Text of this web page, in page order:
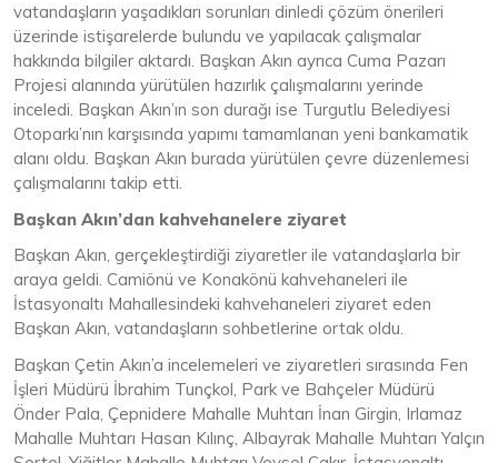
vatandaşların yaşadıkları sorunları dinledi çözüm önerileri
üzerinde istişarelerde bulundu ve yapılacak çalışmalar
hakkında bilgiler aktardı. Başkan Akın ayrıca Cuma Pazarı
Projesi alanında yürütülen hazırlık çalışmalarını yerinde
inceledi. Başkan Akın’ın son durağı ise Turgutlu Belediyesi
Otoparkı’nın karşısında yapımı tamamlanan yeni bankamatik
alanı oldu. Başkan Akın burada yürütülen çevre düzenlemesi
çalışmalarını takip etti.
Başkan Akın’dan kahvehanelere ziyaret
Başkan Akın, gerçekleştirdiği ziyaretler ile vatandaşlarla bir
araya geldi. Camiönü ve Konakönü kahvehaneleri ile
İstasyonaltı Mahallesindeki kahvehaneleri ziyaret eden
Başkan Akın, vatandaşların sohbetlerine ortak oldu.
Başkan Çetin Akın’a incelemeleri ve ziyaretleri sırasında Fen
İşleri Müdürü İbrahim Tunçkol, Park ve Bahçeler Müdürü
Önder Pala, Çepnidere Mahalle Muhtarı İnan Girgin, Irlamaz
Mahalle Muhtarı Hasan Kılınç, Albayrak Mahalle Muhtarı Yalçın